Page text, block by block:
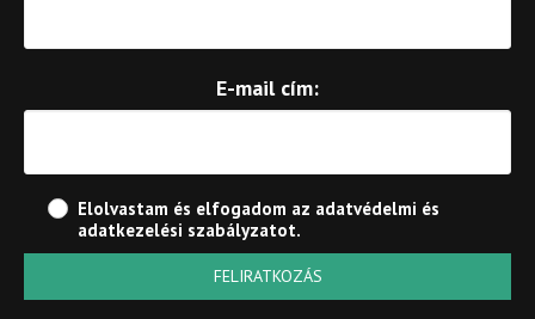
E-mail cím:
Elolvastam és elfogadom az adatvédelmi és
adatkezelési szabályzatot.
FELIRATKOZÁS